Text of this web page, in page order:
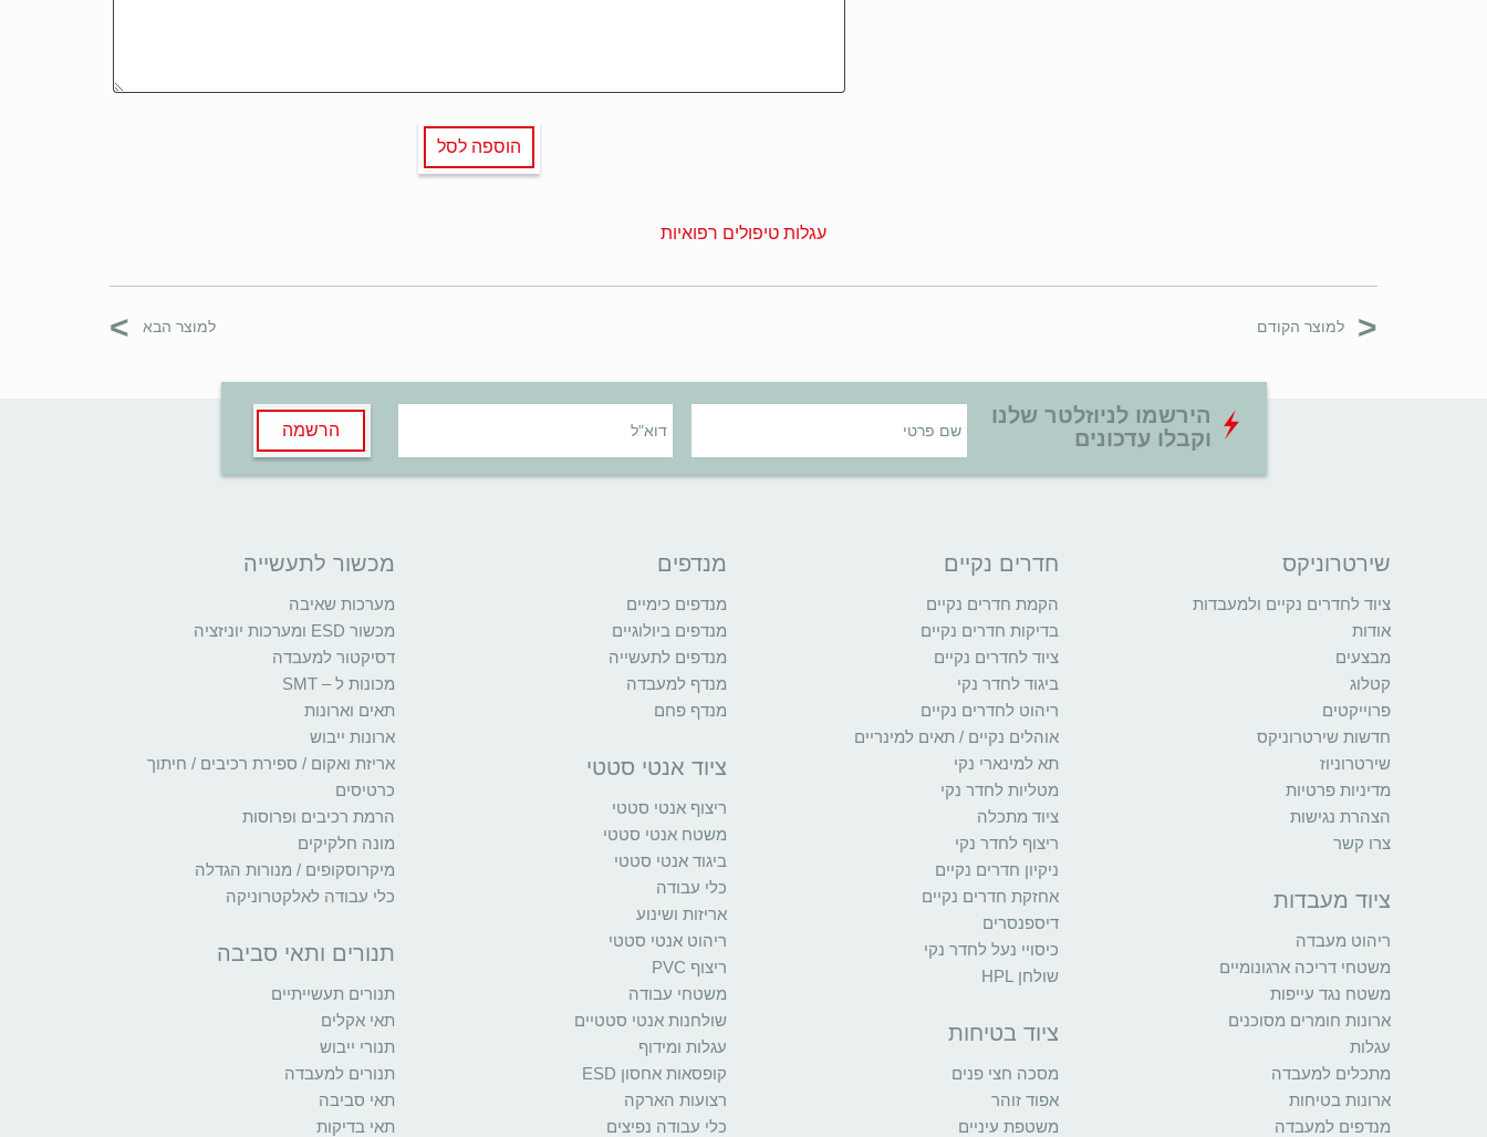
הוספה לסל
עגלות טיפולים רפואיות
< למוצר הקודם למוצר הבא >
הירשמו לניוזלטר שלנו
וקבלו עדכונים
הרשמה
שירטרוניקס
ציוד לחדרים נקיים ולמעבדות
אודות
מבצעים
קטלוג
פרוייקטים
חדשות שירטרוניקס
שירטרוניוז
מדיניות פרטיות
הצהרת נגישות
צרו קשר
ציוד מעבדות
ריהוט מעבדה
משטחי דריכה ארגונומיים
משטח נגד עייפות
ארונות חומרים מסוכנים
עגלות
מתכלים למעבדה
ארונות בטיחות
מנדפים למעבדה
חדרים נקיים
הקמת חדרים נקיים
בדיקות חדרים נקיים
ציוד לחדרים נקיים
ביגוד לחדר נקי
ריהוט לחדרים נקיים
אוהלים נקיים / תאים למינריים
תא למינארי נקי
מטליות לחדר נקי
ציוד מתכלה
ריצוף לחדר נקי
ניקיון חדרים נקיים
אחזקת חדרים נקיים
דיספנסרים
כיסויי נעל לחדר נקי
שולחן HPL
ציוד בטיחות
מסכה חצי פנים
אפוד זוהר
משטפת עיניים
מנדפים
מנדפים כימיים
מנדפים ביולוגיים
מנדפים לתעשייה
מנדף למעבדה
מנדף פחם
ציוד אנטי סטטי
ריצוף אנטי סטטי
משטח אנטי סטטי
ביגוד אנטי סטטי
כלי עבודה
אריזות ושינוע
ריהוט אנטי סטטי
ריצוף PVC
משטחי עבודה
שולחנות אנטי סטטיים
עגלות ומידוף
קופסאות אחסון ESD
רצועות הארקה
כלי עבודה נפיצים
מכשור לתעשייה
מערכות שאיבה
מכשור ESD ומערכות יוניזציה
דסיקטור למעבדה
מכונות ל – SMT
תאים וארונות
ארונות ייבוש
אריזת ואקום / ספירת רכיבים / חיתוך
כרטיסים
הרמת רכיבים ופרוסות
מונה חלקיקים
מיקרוסקופים / מנורות הגדלה
כלי עבודה לאלקטרוניקה
תנורים ותאי סביבה
תנורים תעשייתיים
תאי אקלים
תנורי ייבוש
תנורים למעבדה
תאי סביבה
תאי בדיקות